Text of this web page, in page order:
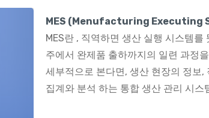
MES (Menufacturing Executing
MES란 , 직역하면 생산 실행 시스템
주에서 완제품 출하까지의 일련 과정
세부적으로 본다면, 생산 현장의 정보
집계와 분석 하는 통합 생산 관리 시스